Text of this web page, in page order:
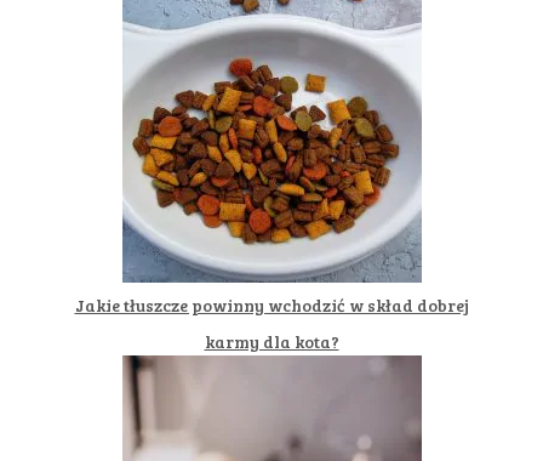
Jakie tłuszcze powinny wchodzić w skład dobrej
karmy dla kota?